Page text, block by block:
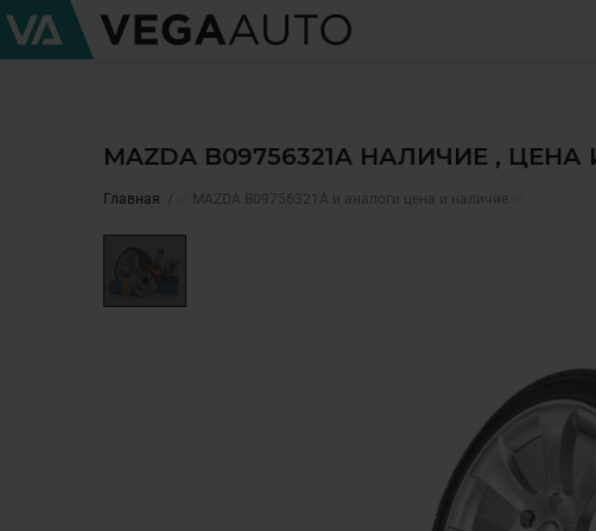
MAZDA B09756321A НАЛИЧИЕ ,
Главная ✅ MAZDA B09756321A и аналоги цена и наличие ✅